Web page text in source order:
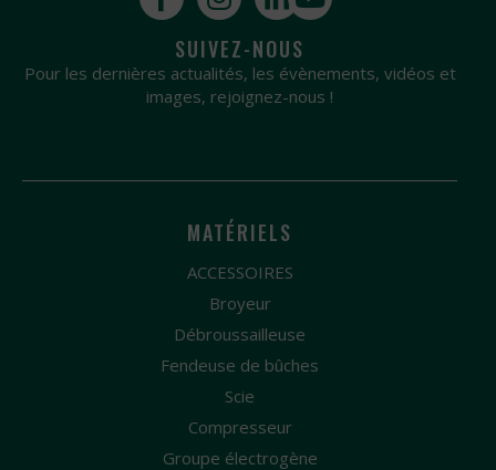
SUIVEZ-NOUS
Pour les dernières actualités, les évènements, vidéos et
images, rejoignez-nous !
MATÉRIELS
ACCESSOIRES
Broyeur
Débroussailleuse
Fendeuse de bûches
Scie
Compresseur
Groupe électrogène